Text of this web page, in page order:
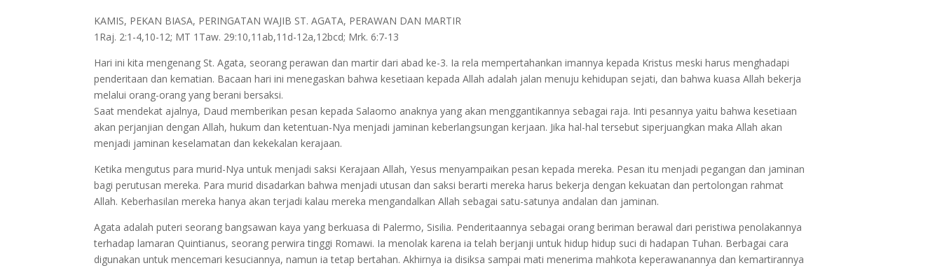
KAMIS, PEKAN BIASA, PERINGATAN WAJIB ST. AGATA, PERAWAN DAN MARTIR
1Raj. 2:1-4,10-12; MT 1Taw. 29:10,11ab,11d-12a,12bcd; Mrk. 6:7-13
Hari ini kita mengenang St. Agata, seorang perawan dan martir dari abad ke-3. Ia rela mempertahankan imannya kepada Kristus meski harus menghadapi
penderitaan dan kematian. Bacaan hari ini menegaskan bahwa kesetiaan kepada Allah adalah jalan menuju kehidupan sejati, dan bahwa kuasa Allah bekerja
melalui orang-orang yang berani bersaksi.
Saat mendekat ajalnya, Daud memberikan pesan kepada Salaomo anaknya yang akan menggantikannya sebagai raja. Inti pesannya yaitu bahwa kesetiaan
akan perjanjian dengan Allah, hukum dan ketentuan-Nya menjadi jaminan keberlangsungan kerjaan. Jika hal-hal tersebut siperjuangkan maka Allah akan
menjadi jaminan keselamatan dan kekekalan kerajaan.
Ketika mengutus para murid-Nya untuk menjadi saksi Kerajaan Allah, Yesus menyampaikan pesan kepada mereka. Pesan itu menjadi pegangan dan jaminan
bagi perutusan mereka. Para murid disadarkan bahwa menjadi utusan dan saksi berarti mereka harus bekerja dengan kekuatan dan pertolongan rahmat
Allah. Keberhasilan mereka hanya akan terjadi kalau mereka mengandalkan Allah sebagai satu-satunya andalan dan jaminan.
Agata adalah puteri seorang bangsawan kaya yang berkuasa di Palermo, Sisilia. Penderitaannya sebagai orang beriman berawal dari peristiwa penolakannya
terhadap lamaran Quintianus, seorang perwira tinggi Romawi. Ia menolak karena ia telah berjanji untuk hidup hidup suci di hadapan Tuhan. Berbagai cara
digunakan untuk mencemari kesuciannya, namun ia tetap bertahan. Akhirnya ia disiksa sampai mati menerima mahkota keperawanannya dan kemartirannya